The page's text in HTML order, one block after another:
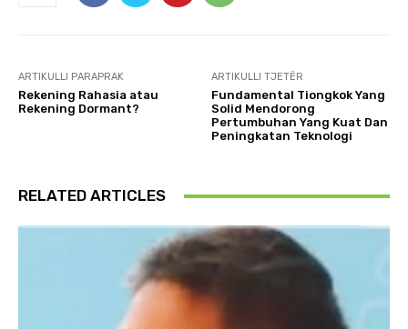
ARTIKULLI PARAPRAK
Rekening Rahasia atau
Rekening Dormant?
ARTIKULLI TJETËR
Fundamental Tiongkok Yang
Solid Mendorong
Pertumbuhan Yang Kuat Dan
Peningkatan Teknologi
RELATED ARTICLES